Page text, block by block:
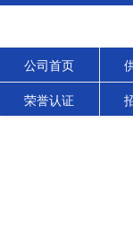
公司首页
荣誉认证